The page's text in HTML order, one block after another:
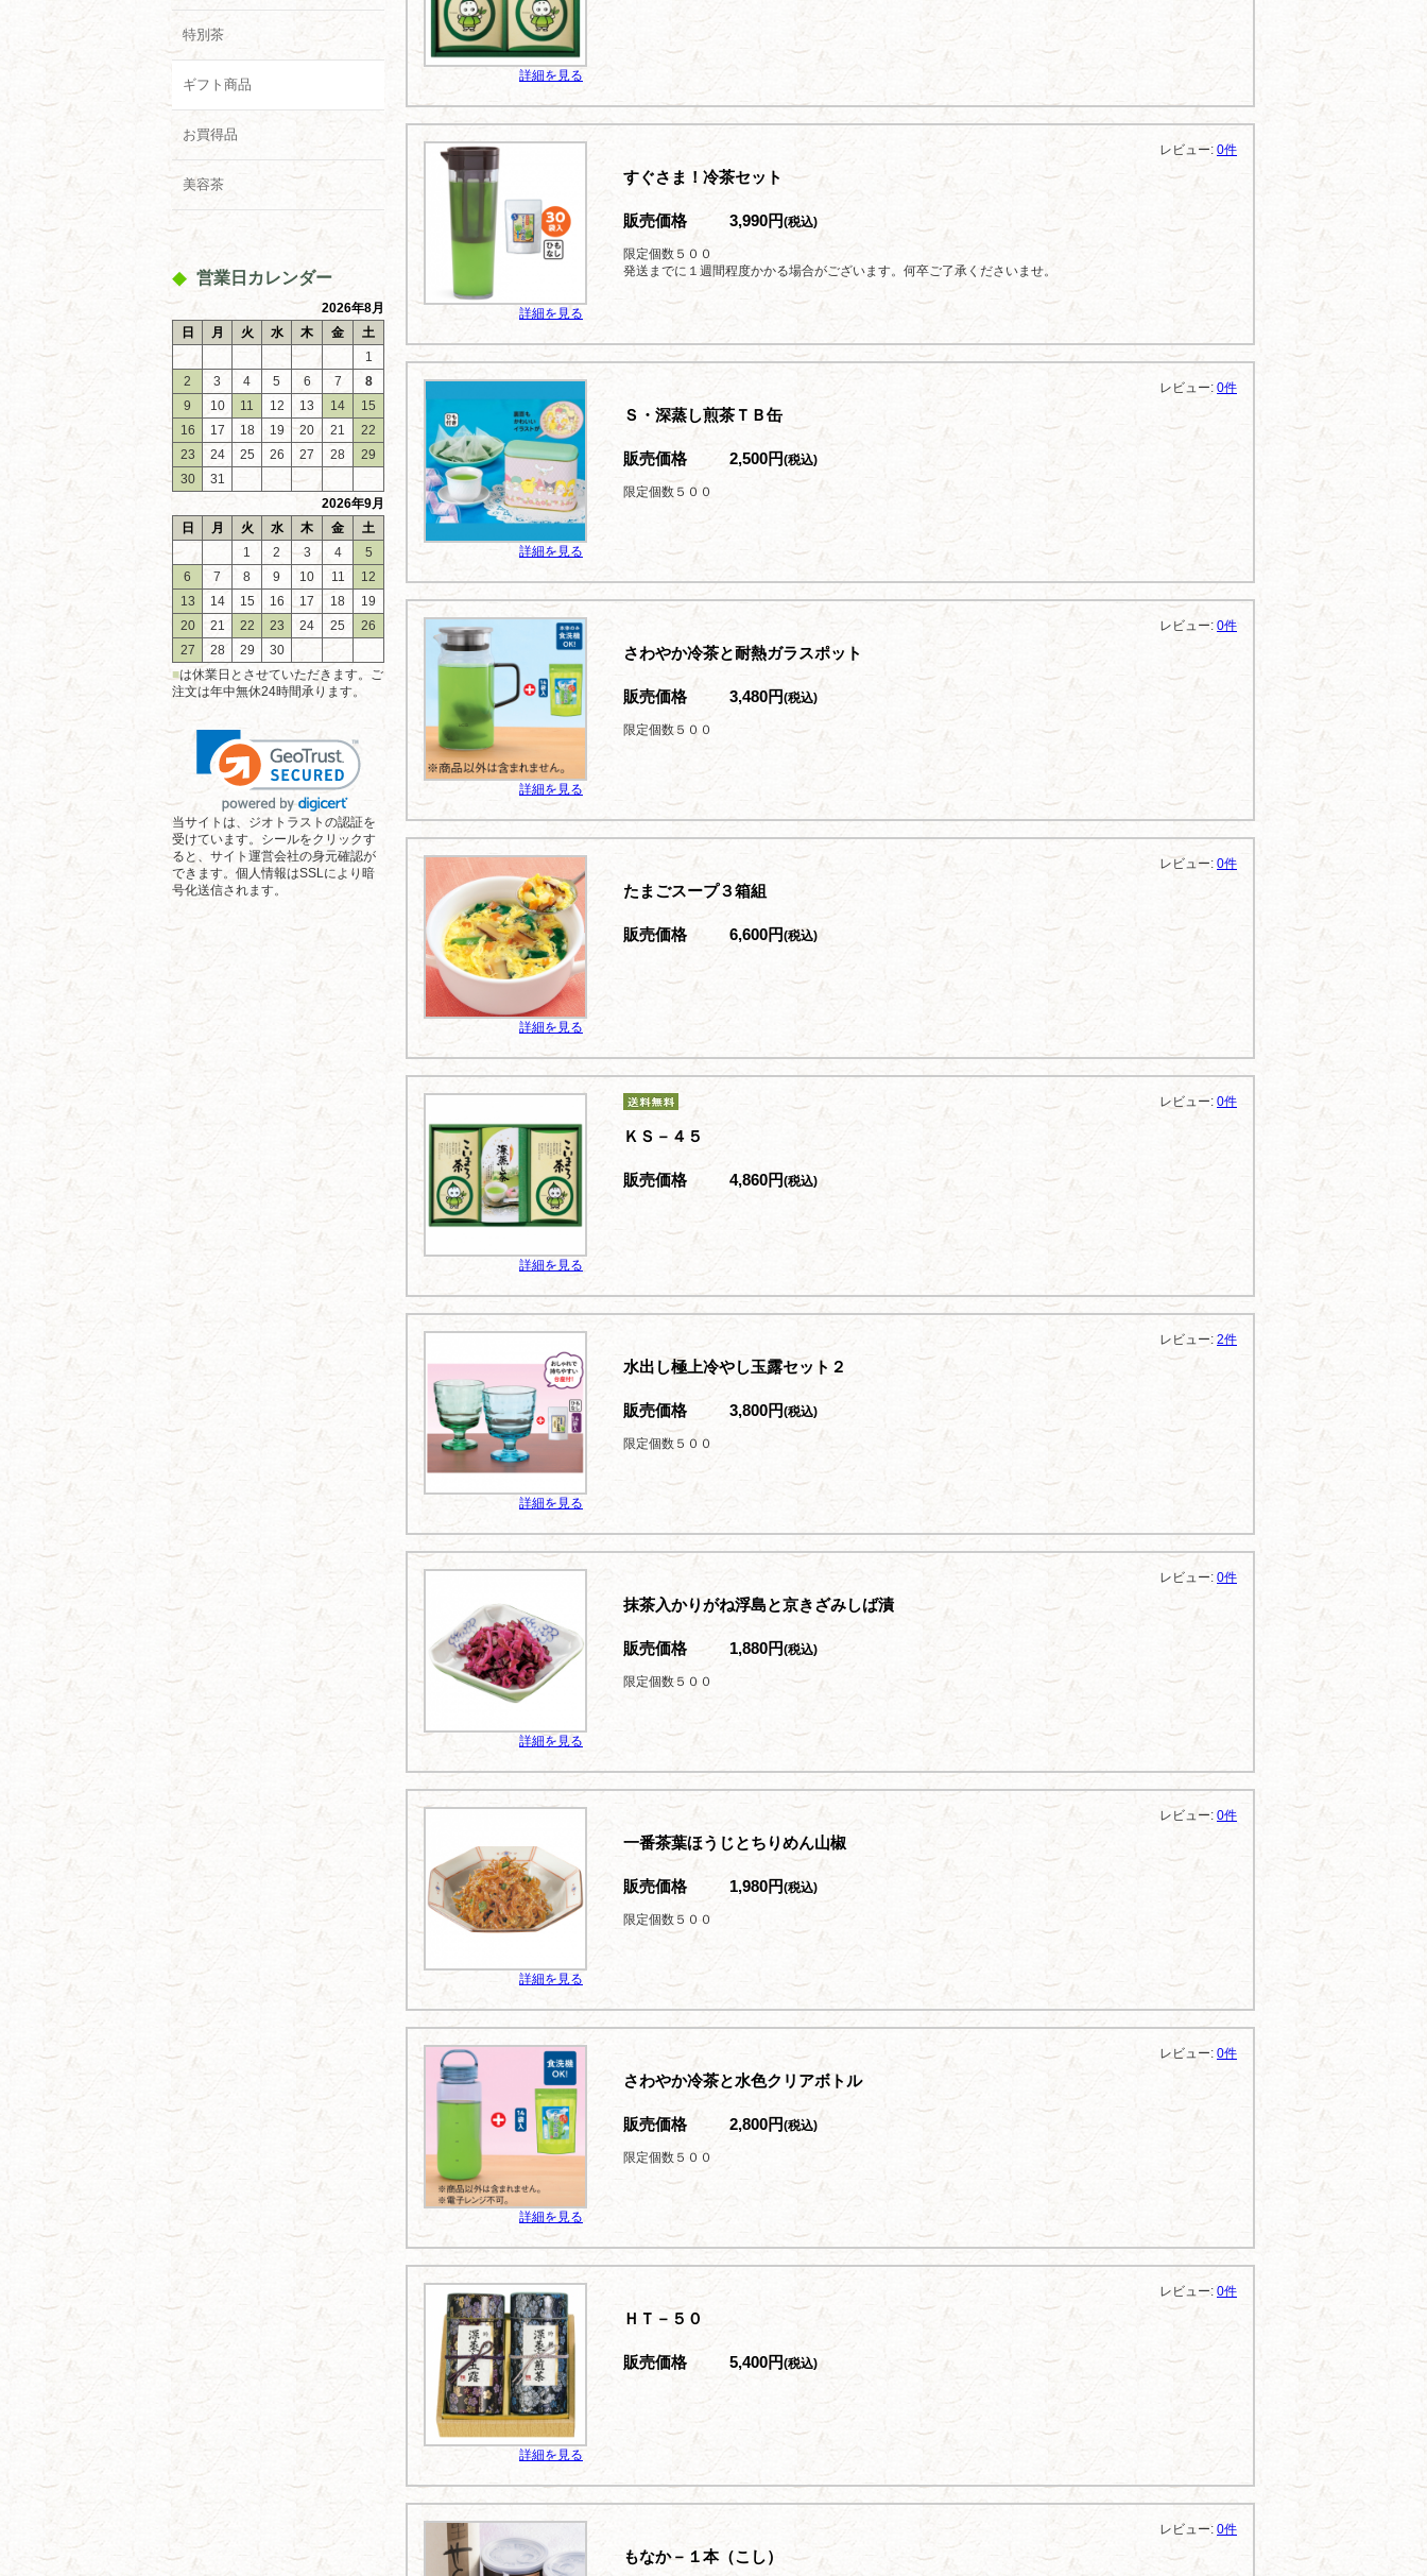
特別茶
ギフト商品
お買得品
美容茶
営業日カレンダー
2026年8月
日
月 火 水 木 金
土
1
2
3 4 5 6 7
8
9
10 11 12 13 14
15
16
17 18 19 20 21
22
23
24 25 26 27 28
29
30
31
2026年9月
日
月 火 水 木 金
土
1
2 3 4
5
6
7 8 9 10 11
12
13
14 15 16 17 18
19
20
21 22 23 24 25
26
27
28 29
30
■は休業日とさせていただきます。ご
注文は年中無休24時間承ります。
当サイトは、ジオトラストの認証を
受けています。シールをクリックす
ると、サイト運営会社の身元確認が
できます。個人情報はSSLにより暗
号化送信されます。
詳細を見る
詳細を見る
レビュー: 0件
すぐさま！冷茶セット
販売価格 3,990円(税込)
限定個数５００
発送までに１週間程度かかる場合がございます。何卒ご了承くださいませ。
詳細を見る
レビュー: 0件
Ｓ・深蒸し煎茶ＴＢ缶
販売価格 2,500円(税込)
限定個数５００
詳細を見る
レビュー: 0件
さわやか冷茶と耐熱ガラスポット
販売価格 3,480円(税込)
限定個数５００
詳細を見る
レビュー: 0件
たまごスープ３箱組
販売価格 6,600円(税込)
詳細を見る
レビュー: 0件
ＫＳ－４５
販売価格 4,860円(税込)
詳細を見る
レビュー: 2件
水出し極上冷やし玉露セット２
販売価格 3,800円(税込)
限定個数５００
詳細を見る
レビュー: 0件
抹茶入かりがね浮島と京きざみしば漬
販売価格 1,880円(税込)
限定個数５００
詳細を見る
レビュー: 0件
一番茶葉ほうじとちりめん山椒
販売価格 1,980円(税込)
限定個数５００
詳細を見る
レビュー: 0件
さわやか冷茶と水色クリアボトル
販売価格 2,800円(税込)
限定個数５００
詳細を見る
レビュー: 0件
ＨＴ－５０
販売価格 5,400円(税込)
レビュー: 0件
もなか－１本（こし）